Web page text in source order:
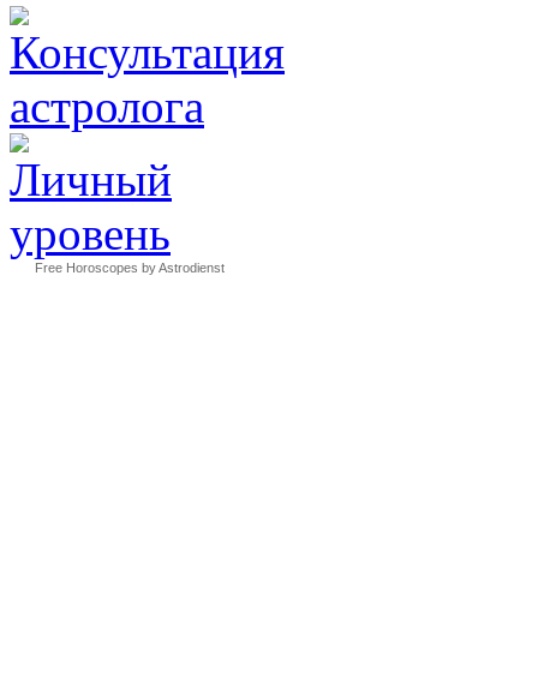
Free Horoscopes by Astrodienst